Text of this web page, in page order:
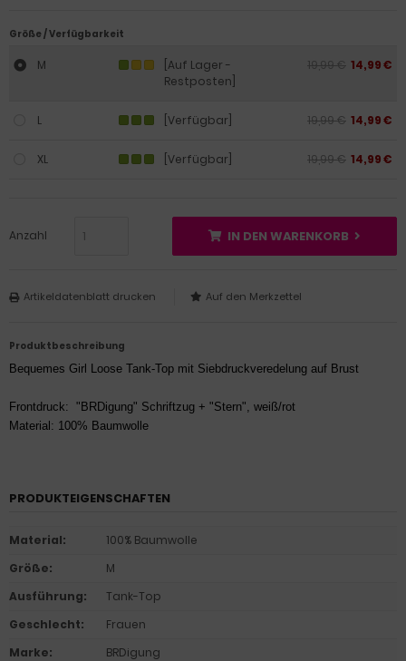
Größe / Verfügbarkeit
M
[Auf Lager -
Restposten]
19,99 € 14,99 €
L [Verfügbar] 19,99 € 14,99 €
XL [Verfügbar] 19,99 € 14,99 €
Anzahl IN DEN WARENKORB
Artikeldatenblatt drucken
Produktbeschreibung
Bequemes Girl Loose Tank-Top mit Siebdruckveredelung auf Brust
Frontdruck: "BRDigung" Schriftzug + "Stern", weiß/rot
Material: 100% Baumwolle
PRODUKTEIGENSCHAFTEN
Material:
100% Baumwolle
Größe:
M
Ausführung:
Tank-Top
Geschlecht:
Frauen
Marke: BRDigung